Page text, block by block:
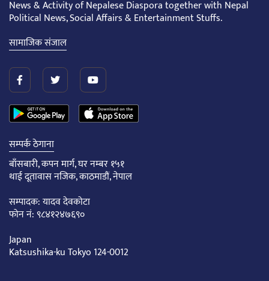
News & Activity of Nepalese Diaspora together with Nepal
Political News, Social Affairs & Entertainment Stuffs.
सामाजिक संजाल
सम्पर्क ठेगाना
बाँसबारी, कपन मार्ग, घर नम्बर १५१
थाई दूतावास नजिक, काठमाडौं, नेपाल
सम्पादक: यादव देवकोटा
फोन नं: ९८४१२४७६९०
Japan
Katsushika-ku Tokyo 124-0012